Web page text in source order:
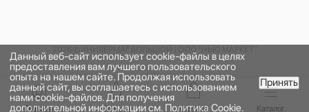
В КОРЗИНУ
Данный веб-сайт использует cookie-файлы в целях
предоставления вам лучшего пользовательского
опыта на нашем сайте. Продолжая использовать
данный сайт, вы соглашаетесь с использованием
нами cookie-файлов. Для получения
дополнительной информации см. Политика Cookie.
Принять
Главная Бренды Корзина Каталог